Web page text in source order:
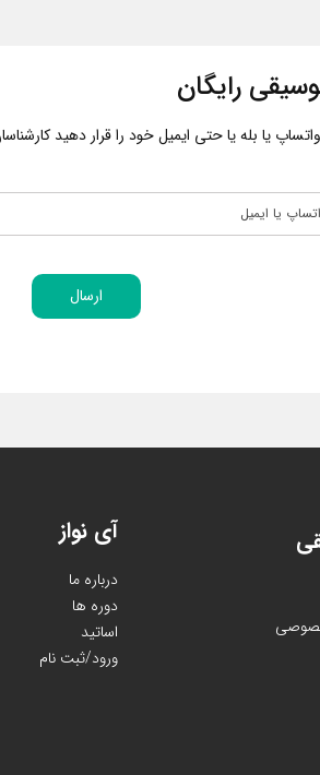
رایگان
یا بله یا حتی ایمیل خود را قرار دهید
ارسال
آی نواز
درباره ما
دوره ها
اساتید
ورود/ثبت نام